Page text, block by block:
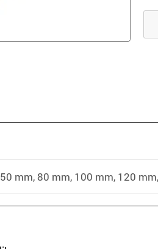
50 mm, 80 mm, 100 mm, 120